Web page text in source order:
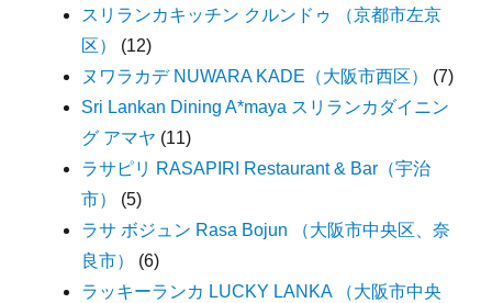
スリランカキッチン クルンドゥ （京都市左京
区）
(12)
ヌワラカデ NUWARA KADE（大阪市西区）
(7)
Sri Lankan Dining A*maya スリランカダイニン
グ アマヤ (11)
ラサピリ RASAPIRI Restaurant & Bar（宇治
市）
(5)
ラサ ボジュン Rasa Bojun （大阪市中央区、奈
良市）
(6)
ラッキーランカ LUCKY LANKA （大阪市中央